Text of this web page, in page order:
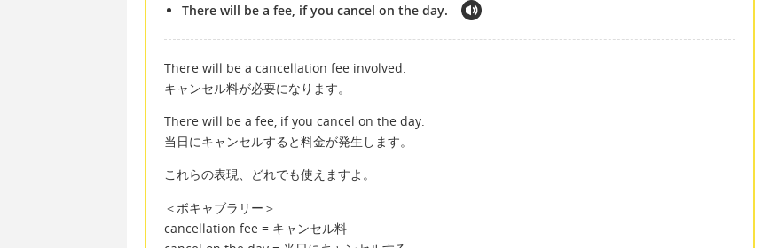
There will be a fee, if you cancel on the day.
There will be a cancellation fee involved.
キャンセル料が必要になります。
There will be a fee, if you cancel on the day.
当日にキャンセルすると料金が発生します。
これらの表現、どれでも使えますよ。
＜ボキャブラリー＞
cancellation fee = キャンセル料